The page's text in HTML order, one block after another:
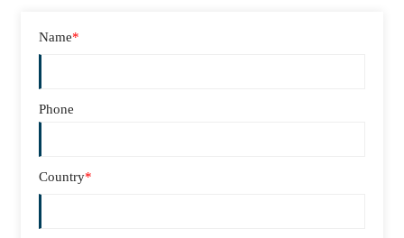
Name*
Phone
Country*